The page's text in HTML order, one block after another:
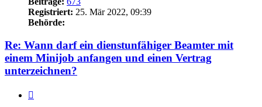
Registriert: 25. Mär 2022, 09:39
Behörde:
Re: Wann darf ein dienstunfähiger Beamter mit
einem Minijob anfangen und einen Vertrag
unterzeichnen?